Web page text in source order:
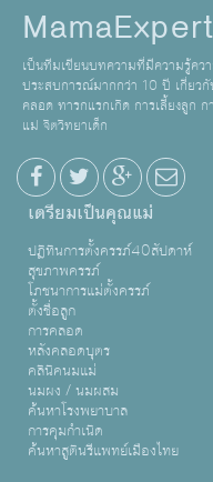
MamaExpert
เป็นทีมเขียนบทความที่มีความรู้คว
ประสบการณ์มากกว่า 10 ปี เกี่ยวกั
คลอด ทารกแรกเกิด การเลี้ยงลูก ก
แม่ จิตวิทยาเด็ก
เตรียมเป็นคุณแม่
ปฏิทินการตั้งครรภ์40สัปดาห์
สุขภาพครรภ์
โภชนาการแม่ตั้งครรภ์
ตั้งชื่อลูก
การคลอด
หลังคลอดบุตร
คลินิคนมแม่
นมผง / นมผสม
ค้นหาโรงพยาบาล
การคุมกำเนิด
ค้นหาสูตินรีแพทย์เมืองไทย